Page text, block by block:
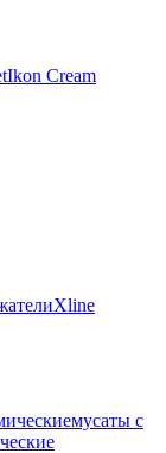
Ikon Cream
Xline
мусаты с